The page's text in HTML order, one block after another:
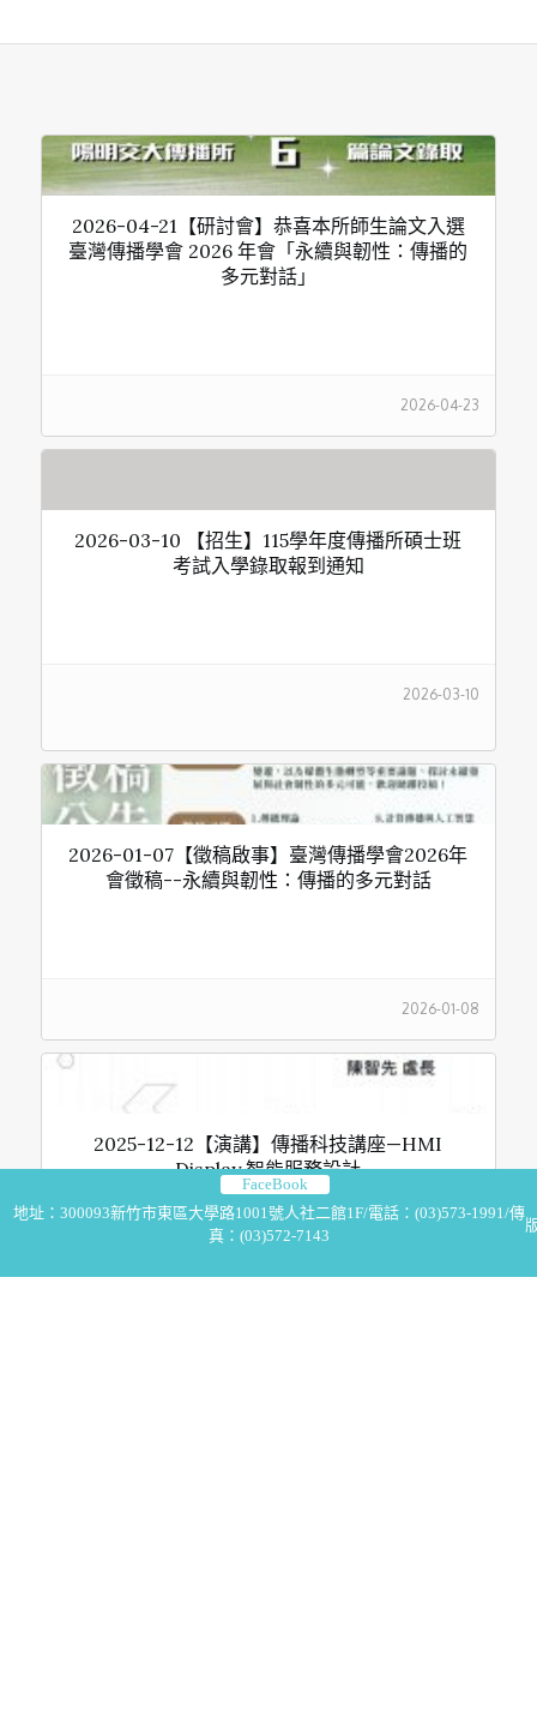
2026-04-21【研討會】恭喜本所師生論文入選
臺灣傳播學會 2026 年會「永續與韌性：傳播的
多元對話」
2026-04-23
2026-03-10 【招生】115學年度傳播所碩士班
考試入學錄取報到通知
2026-03-10
2026-01-07【徵稿啟事】臺灣傳播學會2026年
會徵稿--永續與韌性：傳播的多元對話
2026-01-08
2025-12-12【演講】傳播科技講座—HMI
Display 智能服務設計
地址：300093新竹市東區大學路1001號人社二館1F/電話：(03)573-1991/傳
真：(03)572-7143
FaceBook